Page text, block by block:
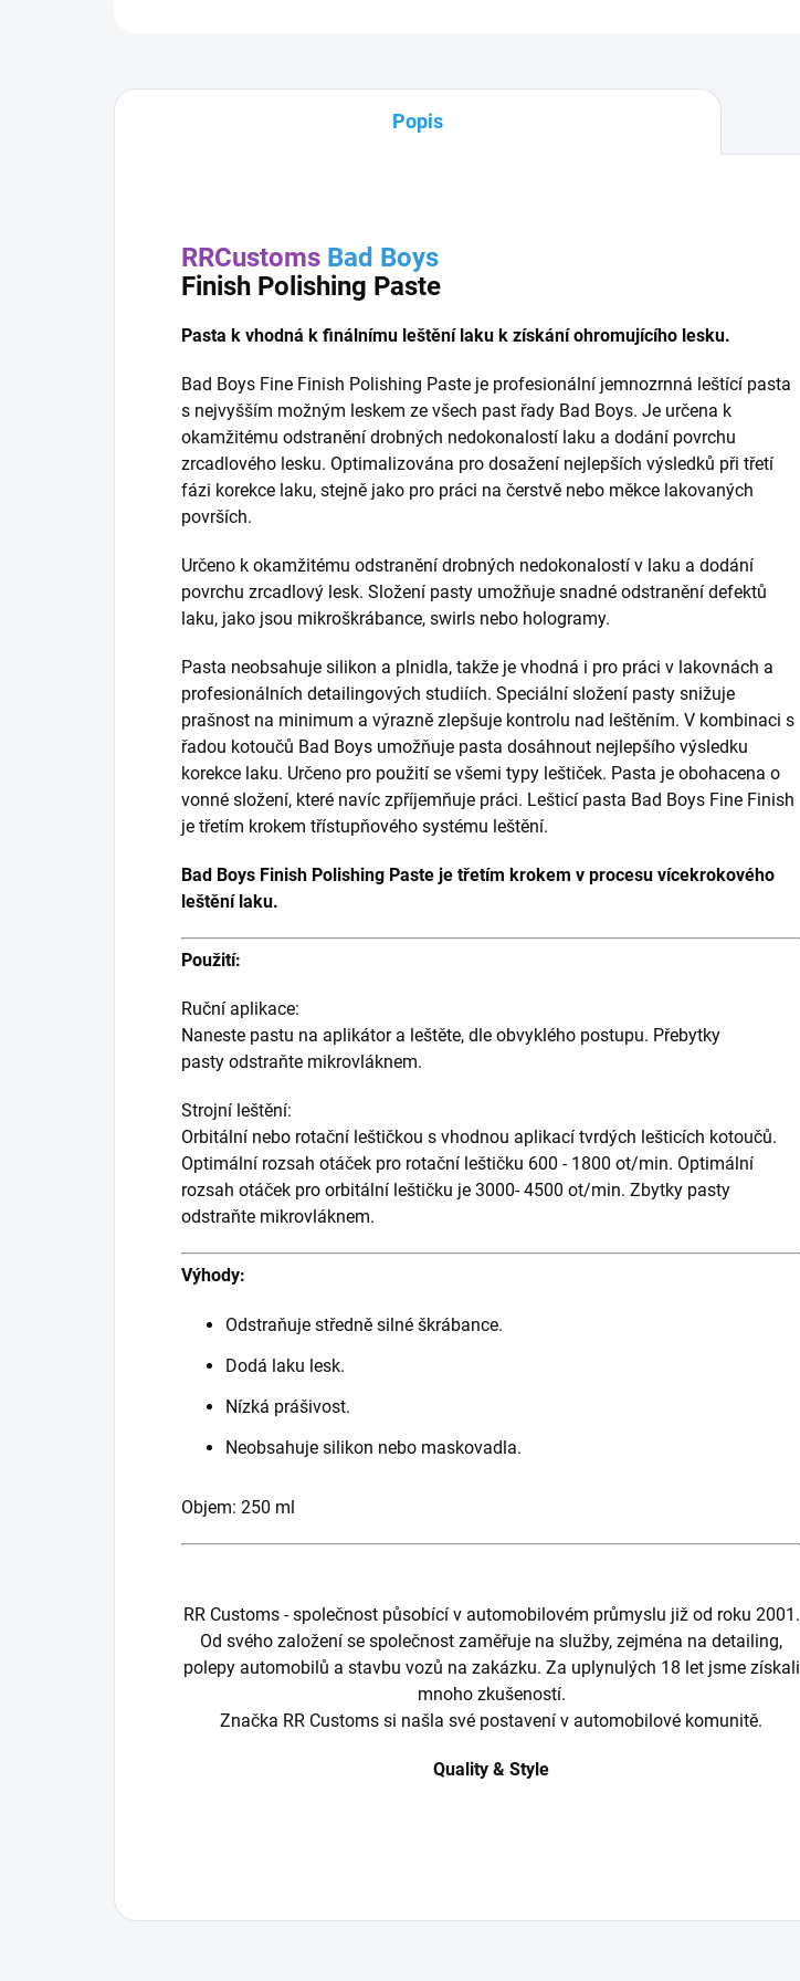
Popis
RRCustoms Bad Boys
Finish Polishing Paste
Pasta k vhodná k finálnímu leštění laku k získání ohromujícího lesku.
Bad Boys Fine Finish Polishing Paste je profesionální jemnozrnná leštící pasta
s nejvyšším možným leskem ze všech past řady Bad Boys. Je určena k
okamžitému odstranění drobných nedokonalostí laku a dodání povrchu
zrcadlového lesku. Optimalizována pro dosažení nejlepších výsledků při třetí
fázi korekce laku, stejně jako pro práci na čerstvě nebo měkce lakovaných
površích.
Určeno k okamžitému odstranění drobných nedokonalostí v laku a dodání
povrchu zrcadlový lesk. Složení pasty umožňuje snadné odstranění defektů
laku, jako jsou mikroškrábance, swirls nebo hologramy.
Pasta neobsahuje silikon a plnidla, takže je vhodná i pro práci v lakovnách a
profesionálních detailingových studiích. Speciální složení pasty snižuje
prašnost na minimum a výrazně zlepšuje kontrolu nad leštěním. V kombinaci s
řadou kotoučů Bad Boys umožňuje pasta dosáhnout nejlepšího výsledku
korekce laku. Určeno pro použití se všemi typy leštiček. Pasta je obohacena o
vonné složení, které navíc zpříjemňuje práci. Lešticí pasta Bad Boys Fine Finish
je třetím krokem třístupňového systému leštění.
Bad Boys Finish Polishing Paste je třetím krokem v procesu vícekrokového
leštění laku.
Použití:
Ruční aplikace:
Naneste pastu na aplikátor a leštěte, dle obvyklého postupu. Přebytky
pasty odstraňte mikrovláknem.
Strojní leštění:
Orbitální nebo rotační leštičkou s vhodnou aplikací tvrdých lešticích kotoučů.
Optimální rozsah otáček pro rotační leštičku 600 - 1800 ot/min. Optimální
rozsah otáček pro orbitální leštičku je 3000- 4500 ot/min. Zbytky pasty
odstraňte mikrovláknem.
Výhody:
Odstraňuje středně silné škrábance.
Dodá laku lesk.
Nízká prášivost.
Neobsahuje silikon nebo maskovadla.
Objem: 250 ml
RR Customs - společnost působící v automobilovém průmyslu již od roku 2001.
Od svého založení se společnost zaměřuje na služby, zejména na detailing,
polepy automobilů a stavbu vozů na zakázku. Za uplynulých 18 let jsme získali
mnoho zkušeností.
Značka RR Customs si našla své postavení v automobilové komunitě.
Quality & Style